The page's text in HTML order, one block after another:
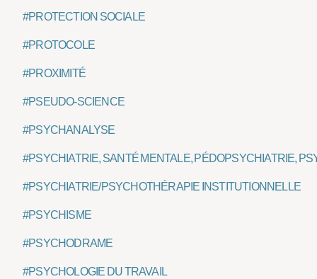
#PROTECTION SOCIALE
#PROTOCOLE
#PROXIMITÉ
#PSEUDO-SCIENCE
#PSYCHANALYSE
#PSYCHIATRIE, SANTÉ MENTALE, PÉDOPSYCHIATRIE,
#PSYCHIATRIE/PSYCHOTHÉRAPIE INSTITUTIONNELLE
#PSYCHISME
#PSYCHODRAME
#PSYCHOLOGIE DU TRAVAIL